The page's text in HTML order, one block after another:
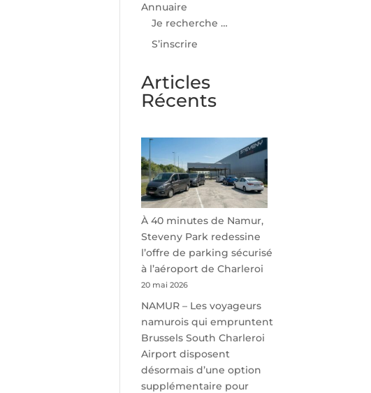
Annuaire
Je recherche …
S’inscrire
Articles
Récents
À 40 minutes de Namur,
Steveny Park redessine
l’offre de parking sécurisé
à l’aéroport de Charleroi
20 mai 2026
NAMUR – Les voyageurs
namurois qui empruntent
Brussels South Charleroi
Airport disposent
désormais d’une option
supplémentaire pour